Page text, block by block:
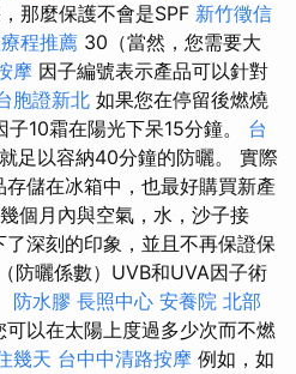
那麼保護不會是SPF 新竹徵信
程推薦 30（當然，您需要大
摩 因子編號表示產品可以針對
胞證新北 如果您在停留後燃燒
10霜在陽光下呆15分鐘。 台
足以容納40分鐘的防曬。 實際
儲在冰箱中，也最好購買新產
個月內與空氣，水，沙子接
深刻的印象，並且不再保證保
防曬係數）UVB和UVA因子術
防水膠 長照中心 安養院 北部
以在太陽上度過多少次而不燃
幾天 台中中清路按摩 例如，如